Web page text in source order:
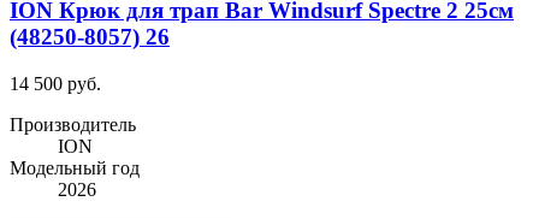
ION Крюк для трап Bar Windsurf Spectre 2 25см
(48250-8057) 26
14 500 руб.
Производитель
ION
Модельный год
2026